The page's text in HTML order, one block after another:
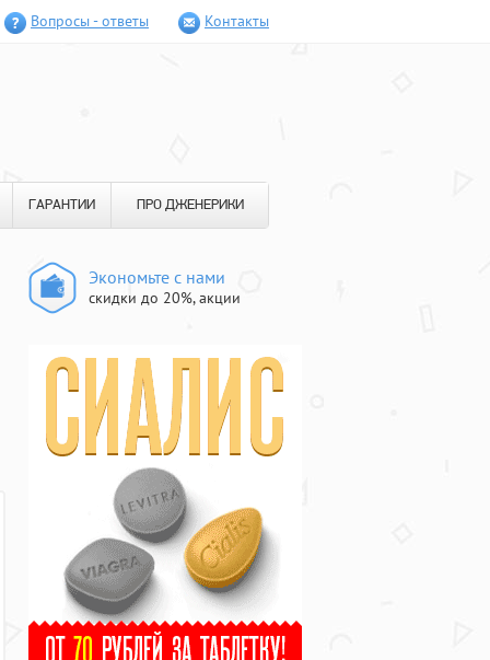
Вопросы - ответы Контакты
ГАРАНТИИ ПРО ДЖЕНЕРИКИ
Экономьте с нами
скидки до 20%, акции